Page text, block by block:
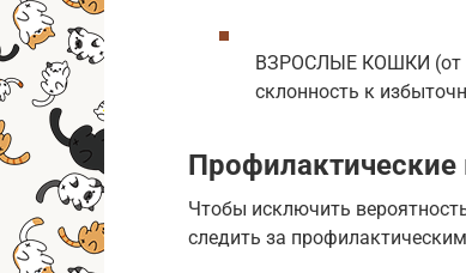
ВЗРОСЛЫЕ КОШКИ (от
склонность к
Профилактические
Чтобы исключить
следить за